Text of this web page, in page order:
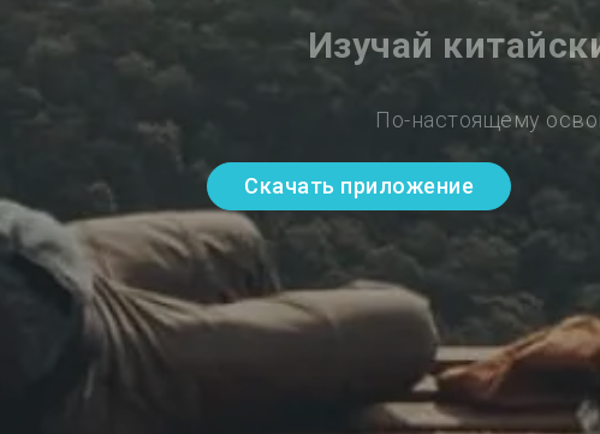
Изучай
По-настоящему
Скачать приложение